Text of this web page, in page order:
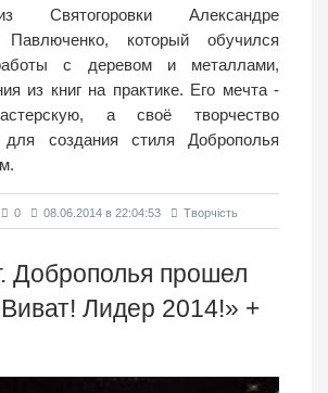
Святогоровки Александре
Павлюченко, который обучился
с деревом и металлами,
из книг на практике. Его мечта -
а своё творчество
для создания стиля Доброполья
0 08.06.2014 в 22:04:53 Творчість
Доброполья прошел
Лидер 2014!» +